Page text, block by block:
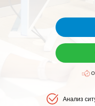
Анализ